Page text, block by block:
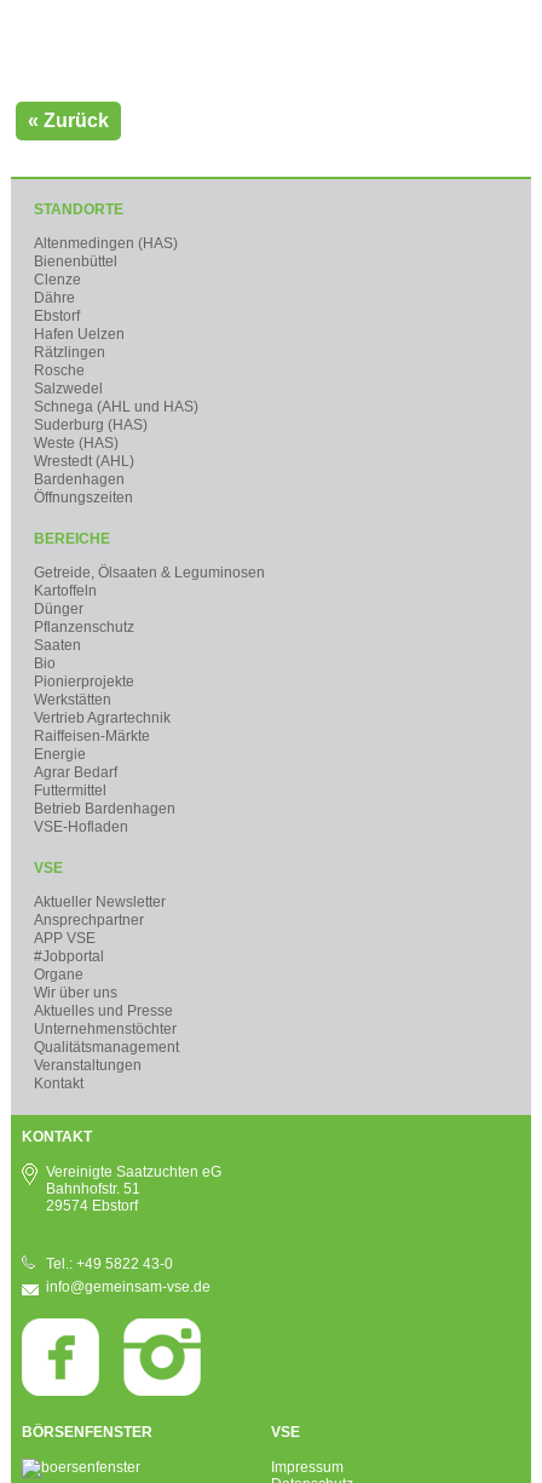
« Zurück
STANDORTE
Altenmedingen (HAS)
Bienenbüttel
Clenze
Dähre
Ebstorf
Hafen Uelzen
Rätzlingen
Rosche
Salzwedel
Schnega (AHL und HAS)
Suderburg (HAS)
Weste (HAS)
Wrestedt (AHL)
Bardenhagen
Öffnungszeiten
BEREICHE
Getreide, Ölsaaten & Leguminosen
Kartoffeln
Dünger
Pflanzenschutz
Saaten
Bio
Pionierprojekte
Werkstätten
Vertrieb Agrartechnik
Raiffeisen-Märkte
Energie
Agrar Bedarf
Futtermittel
Betrieb Bardenhagen
VSE-Hofladen
VSE
Aktueller Newsletter
Ansprechpartner
APP VSE
#Jobportal
Organe
Wir über uns
Aktuelles und Presse
Unternehmenstöchter
Qualitätsmanagement
Veranstaltungen
Kontakt
KONTAKT
Vereinigte Saatzuchten eG
Bahnhofstr. 51
29574 Ebstorf
Tel.: +49 5822 43-0
info@gemeinsam-vse.de
BÖRSENFENSTER VSE
Impressum